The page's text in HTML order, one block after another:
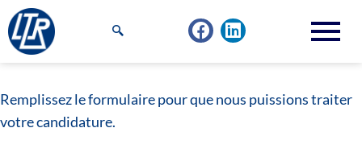
Aller
au
contenu
F
a
b
L
i
e
Remplissez le formulaire pour que nous puissions traiter
votre candidature.